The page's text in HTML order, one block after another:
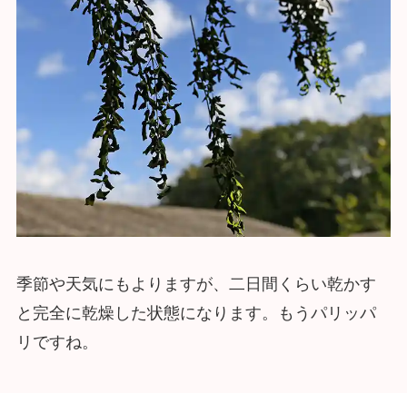
季節や天気にもよりますが、二日間くらい乾かす
と完全に乾燥した状態になります。もうパリッパ
リですね。